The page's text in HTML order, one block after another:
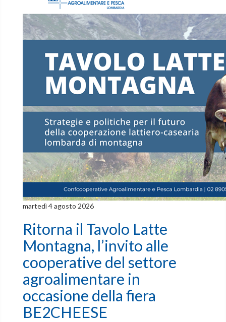
martedì 4 agosto 2026
Ritorna il Tavolo Latte
Montagna, l’invito alle
cooperative del settore
agroalimentare in
occasione della fiera
BE2CHEESE